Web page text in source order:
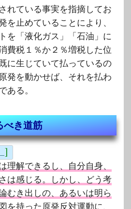
れている事実を指摘してお
を止めていることにより、
を「液化ガス」「石油」に
費税１％か２％増税した位
に生じていて払っているの
発を動かせば、それを払わ
ある。
べき道筋
]
理解できるし、自分自身、
は感じる。しかし、どう考
むき出しの、あるいは明ら
を持った原発反対運動に、